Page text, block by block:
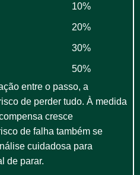
10%
20%
30%
50%
entre o passo, a
de perder tudo. À medida
cresce
de falha também se
cuidadosa para
de parar.